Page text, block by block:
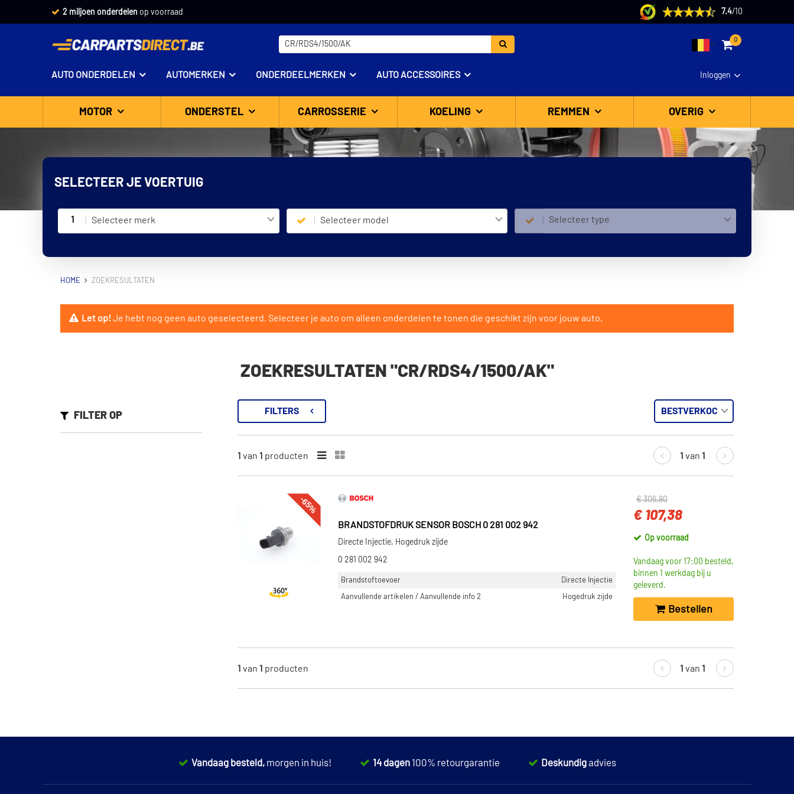
2 miljoen onderdelen op voorraad 7.4/ 10
0
Inloggen
AUTO ONDERDELEN AUTOMERKEN ONDERDEELMERKEN AUTO ACCESSOIRES
MOTOR ONDERSTEL CARROSSERIE KOELING REMMEN OVERIG
SELECTEER JE VOERTUIG
1 Selecteer merk Selecteer model Selecteer type
HOME ZOEKRESULTATEN
Let op!Je hebt nog geen auto geselecteerd. Selecteer je auto om alleen onderdelen te tonen die geschikt zijn voor jouw auto.
ZOEKRESULTATEN "CR/RDS4/1500/AK"
FILTER OP FILTERS
1 van 1 producten 1 van 1
-65%
BRANDSTOFDRUK SENSOR BOSCH 0 281 002 942
Directe Injectie, Hogedruk zijde
0 281 002 942
Brandstoftoevoer
Directe Injectie
Aanvullende artikelen / Aanvullende info 2
Hogedruk zijde
€ 306,80
€ 107,38
Op voorraad
Vandaag voor 17:00 besteld,
binnen 1 werkdag bij u
geleverd.
Bestellen
1 van 1 producten 1 van 1
Vandaag besteld, morgen in huis! 14 dagen 100% retourgarantie Deskundigadvies